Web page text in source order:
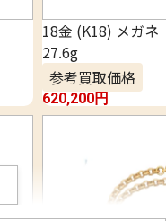
18金 (K18) メガネ
27.6g
参考買取価格
620,200円